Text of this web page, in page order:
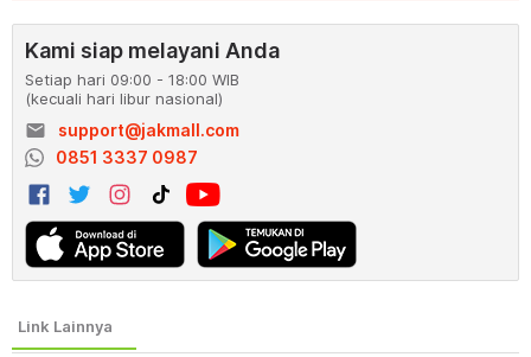
Kami siap melayani Anda
Setiap hari 09:00 - 18:00 WIB
(kecuali hari libur nasional)
email
support@jakmall.com
0851 3337 0987